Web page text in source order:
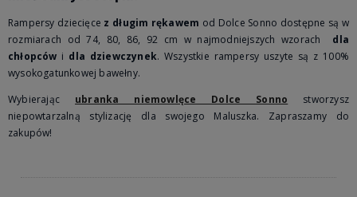
Rampersy dziecięce z długim rękawem od Dolce Sonno dostępne są w
rozmiarach od 74, 80, 86, 92 cm w najmodniejszych wzorach dla
chłopców i dla dziewczynek. Wszystkie rampersy uszyte są z 100%
wysokogatunkowej bawełny.
Wybierając ubranka niemowlęce Dolce Sonno stworzysz
niepowtarzalną stylizację dla swojego Maluszka. Zapraszamy do
zakupów!